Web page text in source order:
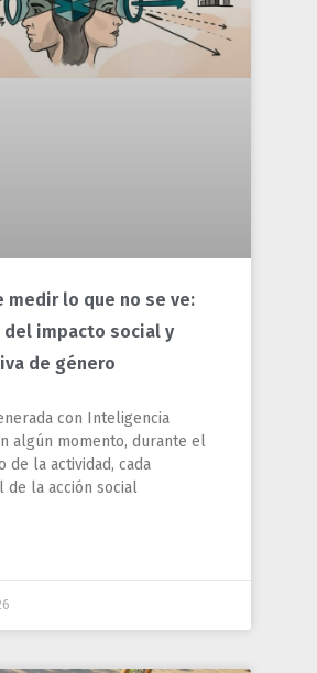
medir lo que no se ve:
del impacto social y
de género
con Inteligencia
algún momento, durante el
de la actividad, cada
de la acción social